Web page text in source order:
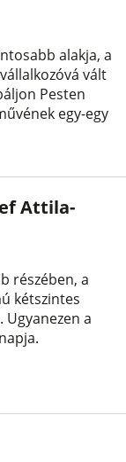
alakja, a
vált
Pesten
egy-egy
Attila-
részében, a
kétszintes
Ugyanezen a